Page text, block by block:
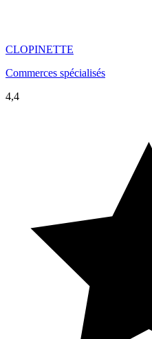
CLOPINETTE
Commerces spécialisés
4,4